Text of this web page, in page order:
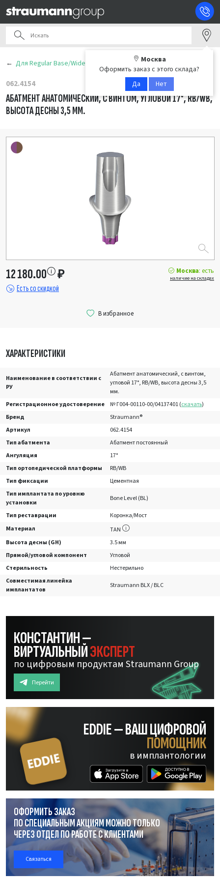
Москва
Оформить заказ с этого склада?
Да
Нет
Для Regular Base/Wide Base (RB/WB)
062.4154
АБАТМЕНТ АНАТОМИЧЕСКИЙ, С ВИНТОМ, УГЛОВОЙ 17°, RB/WB,
ВЫСОТА ДЕСНЫ 3,5 ММ.
ХАРАКТЕРИСТИКИ
Наименование в соответствии с
РУ
Абатмент анатомический, с винтом,
угловой 17°, RB/WB, высота десны 3,5
мм.
Регистрационное удостоверение
№ Г004-00110-00/04137401 (скачать)
Бренд
Straumann®
Артикул
062.4154
Тип абатмента
Абатмент постоянный
Ангуляция
17°
Тип ортопедической платформы
RB/WB
Тип фиксации
Цементная
Тип имплантата по уровню
установки
Bone Level (BL)
Тип реставрации
Коронка/Мост
Материал
TAN
Высота десны (GH)
3.5 мм
Прямой/угловой компонент
Угловой
Стерильность
Нестерильно
Совместимая линейка
имплантатов
Straumann BLX / BLC
12 180.00 ₽ Москва: есть
наличие на складах
Есть со скидкой
КОНСТАНТИН —
ВИРТУАЛЬНЫЙЭКСПЕРТ
по цифровым продуктам Straumann Group
Перейти
EDDIE — ВАШ ЦИФРОВОЙ
ПОМОЩНИК
в имплантологии
ОФОРМИТЬ ЗАКАЗ
ПО СПЕЦИАЛЬНЫМ АКЦИЯМ МОЖНО ТОЛЬКО
ЧЕРЕЗ ОТДЕЛПО РАБОТЕС КЛИЕНТАМИ
Связаться